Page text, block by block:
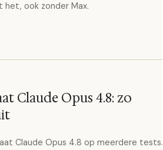
het, ook zonder Max.
Claude Opus 4.8: zo
Claude Opus 4.8 op meerdere tests.